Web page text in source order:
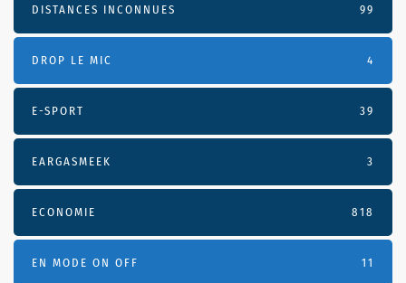
DISTANCES INCONNUES 99
DROP LE MIC 4
E-SPORT 39
EARGASMEEK 3
ECONOMIE 818
EN MODE ON OFF 11